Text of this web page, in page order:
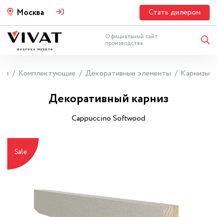
Москва Стать дилером
Официальный сайт
производства
Комплектующие Декоративные элементы Карнизы
Декоративный карниз
Cappuccino Softwood
Sale